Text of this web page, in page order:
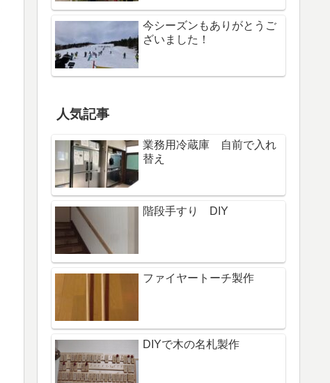
今シーズンもありがとうご
ざいました！
人気記事
業務用冷蔵庫 自前で入れ
替え
階段手すり DIY
ファイヤートーチ製作
DIYで木の名札製作